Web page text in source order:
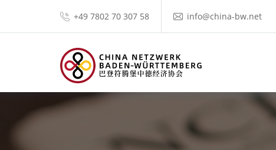
+49 7802 70 307 58 info@china-bw.net